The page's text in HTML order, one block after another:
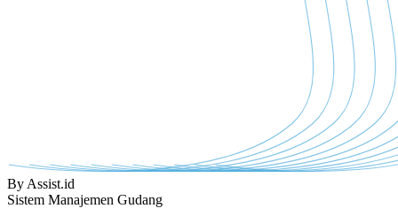
By Assist.id
Sistem Manajemen Gudang